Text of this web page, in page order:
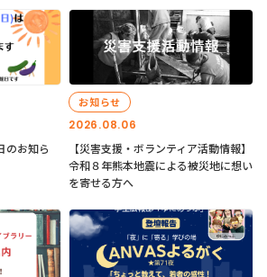
のお知ら
2026.08.06
お知らせ
【災害支援・ボランティア活動情報】
令和８年熊本地震による被災地に想い
を寄せる方へ